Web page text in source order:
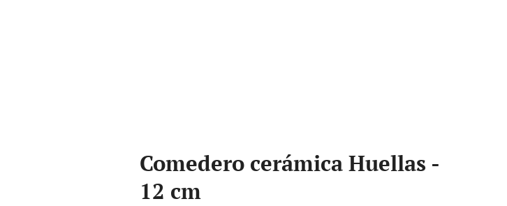
Comedero cerámica Huellas -
12 cm